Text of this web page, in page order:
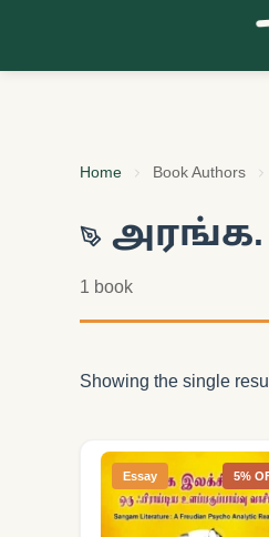
Home Book Authors
அரங்க.
1 book
Showing the single
Essay 5%